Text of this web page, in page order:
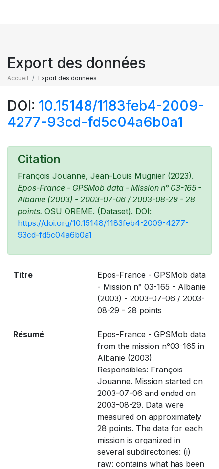
Export des données
Accueil Export des données
DOI: 10.15148/1183feb4-2009-
4277-93cd-fd5c04a6b0a1
Citation
François Jouanne, Jean-Louis Mugnier (2023).
Epos-France - GPSMob data - Mission n° 03-165 -
Albanie (2003) - 2003-07-06 / 2003-08-29 - 28
points. OSU OREME. (Dataset). DOI:
https://doi.org/10.15148/1183feb4-2009-4277-
93cd-fd5c04a6b0a1
Titre
Epos-France - GPSMob data
- Mission n° 03-165 - Albanie
(2003) - 2003-07-06 / 2003-
08-29 - 28 points
Résumé
Epos-France - GPSMob data
from the mission n°03-165 in
Albanie (2003).
Responsibles: François
Jouanne. Mission started on
2003-07-06 and ended on
2003-08-29. Data were
measured on approximately
28 points. The data for each
mission is organized in
several subdirectories: (i)
raw: contains what has been